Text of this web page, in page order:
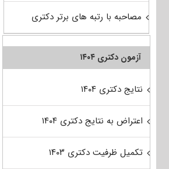
مصاحبه با رتبه های برتر دکتری
آزمون دکتری ۱۴۰۴
نتایج دکتری ۱۴۰۴
اعتراض به نتایج دکتری ۱۴۰۴
تکمیل ظرفیت دکتری ۱۴۰۳